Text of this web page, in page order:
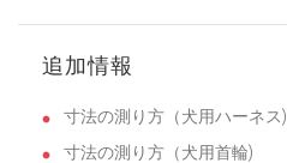
追加情報
寸法の測り方（犬用ハーネス)
寸法の測り方（犬用首輪)